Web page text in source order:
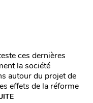
ces dernières
la société
autour du projet de
effets de la réforme